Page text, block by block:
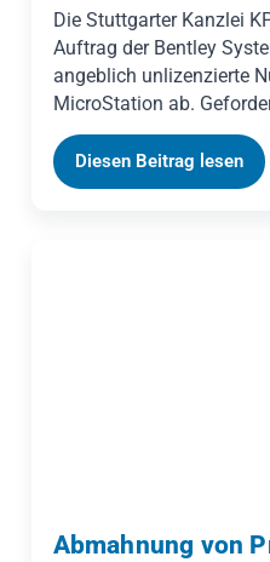
Die Stuttgarter Kanzlei
Auftrag der Bentley
angeblich unlizenzierte
MicroStation ab.
strafbewehrte
Löschung der Software,
Rechnungslegung,
Diesen Beitrag lesen
Abmahnung von